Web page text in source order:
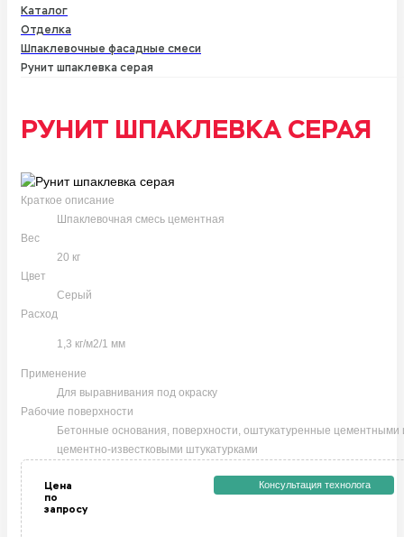
КАТАЛОГ
СИСТЕМА СПИРАЛЬНЫХ АНКЕРОВ RSA
УСЛУГИ
ДОСТАВКА
Каталог
Отделка
Шпаклевочные фасадные смеси
Рунит шпаклевка серая
РУНИТ ШПАКЛЕВКА СЕРАЯ
Краткое описание
Шпаклевочная смесь цементная
Вес
20 кг
Цвет
Серый
Расход
1,3 кг/м2/1 мм
Применение
Для выравнивания под окраску
Рабочие поверхности
Бетонные основания, поверхности, оштукатуренные цементными
цементно-известковыми штукатурками
Цена
по
запросу
Консультация технолога